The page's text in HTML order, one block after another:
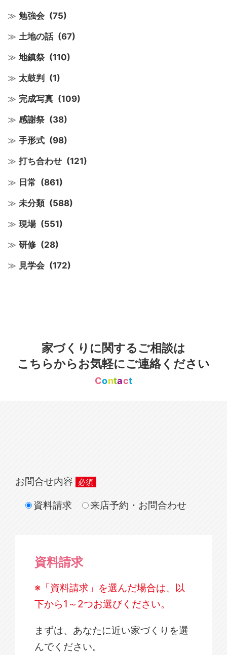
勉強会 (75)
土地の話 (67)
地鎮祭 (110)
太鼓判 (1)
完成写真 (109)
感謝祭 (38)
手形式 (98)
打ち合わせ (121)
日常 (861)
未分類 (588)
現場 (551)
研修 (28)
見学会 (172)
家づくりに関するご相談は
こちらからお気軽にご連絡ください
Contact
お問合せ内容
資料請求
来店予約・お問合わせ
資料請求
※「資料請求」を選んだ場合は、以
下から1～2つお選びください。
まずは、あなたに近い家づくりを選
んでください。